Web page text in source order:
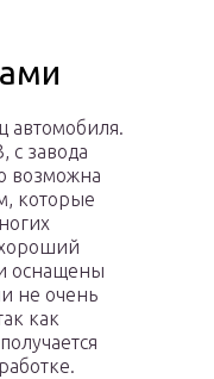
автомобиля.
с завода
возможна
которые
оснащены
не очень
как